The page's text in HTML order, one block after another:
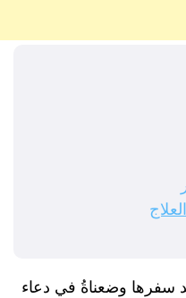
سفرها وضعناةُ في دعاء